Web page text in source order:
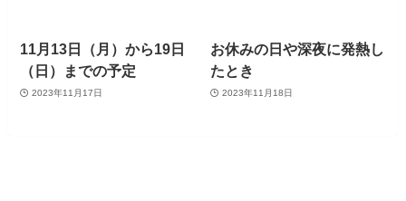
11月13日（月）から19日
（日）までの予定
2023年11月17日
お休みの日や深夜に発熱し
たとき
2023年11月18日